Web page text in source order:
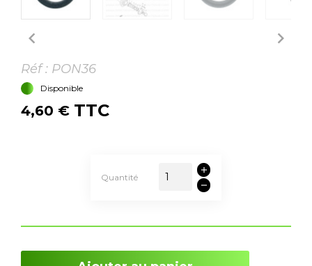
 
Réf : PON36
Disponible
4,60 € TTC
Quantité